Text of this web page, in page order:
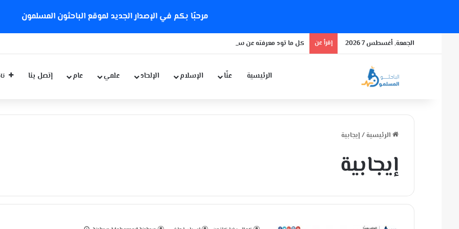
مرحبًا بكم في الإصدار الجديد لموقع الباحثون المسلمون
الجمعة, أغسطس 7 2026 إقرأ عن كل ما تود معرفته عن سلالة كورونا الجديدة
الرئيسية عنّا الإسلام الإلحاد علمي عام إتصل بنا
الرئيسية /إيجابية
إيجابية